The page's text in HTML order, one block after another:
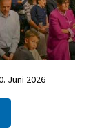
Juni 2026